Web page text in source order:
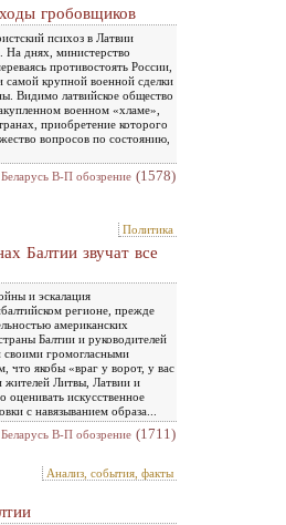
гробовщиков
психоз в Латвии
На днях, министерство
противостоять России,
самой крупной военной сделки
Видимо латвийское общество
военном «хламе»,
приобретение которого
вопросов по состоянию,
Беларусь В-П обозрение (1578)
Политика
Балтии звучат все
и эскалация
регионе, прежде
американских
Балтии и руководителей
своими громогласными
что якобы «враг у ворот, у вас
жителей Литвы, Латвии и
оценивать искусственное
с навязыванием образа...
Беларусь В-П обозрение (1711)
Анализ, события, факты